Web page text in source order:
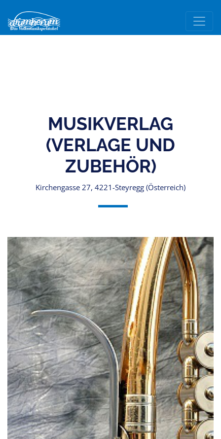
MUSIKVERLAG
(VERLAGE UND
ZUBEHÖR)
Kirchengasse 27, 4221-Steyregg (Österreich)